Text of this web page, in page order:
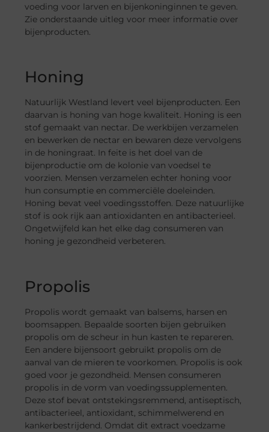
voeding voor larven en bijenkoninginnen te geven.
Zie onderstaande uitleg voor meer informatie over
bijenproducten.
Honing
Natuurlijk Westland levert veel bijenproducten. Een
daarvan is honing van hoge kwaliteit. Honing is een
stof gemaakt van nectar. De werkbijen verzamelen
en bewerken de nectar en bewaren deze vervolgens
in de honingraat. In feite is het doel van de
bijenproductie om de kolonie van voedsel te
voorzien. Mensen verzamelen echter honing voor
hun consumptie en commerciële doeleinden.
Honing bevat veel voedingsstoffen. Deze natuurlijke
stof is ook rijk aan antioxidanten en antibacterieel.
Ongetwijfeld kan het elke dag consumeren van
honing je gezondheid verbeteren.
Propolis
Propolis wordt gemaakt van balsems, harsen en
boomsappen. Bepaalde soorten bijen gebruiken
propolis om de scheur in hun kasten te repareren.
Een andere bijensoort gebruikt propolis om de
aanval van de mieren te voorkomen. Propolis is ook
goed voor je gezondheid. Mensen consumeren
propolis in de vorm van voedingssupplementen.
Deze stof bevat ontstekingsremmend, antiseptisch,
antibacterieel, antioxidant, schimmelwerend en
kankerbestrijdend. Omdat dit extract voedzame